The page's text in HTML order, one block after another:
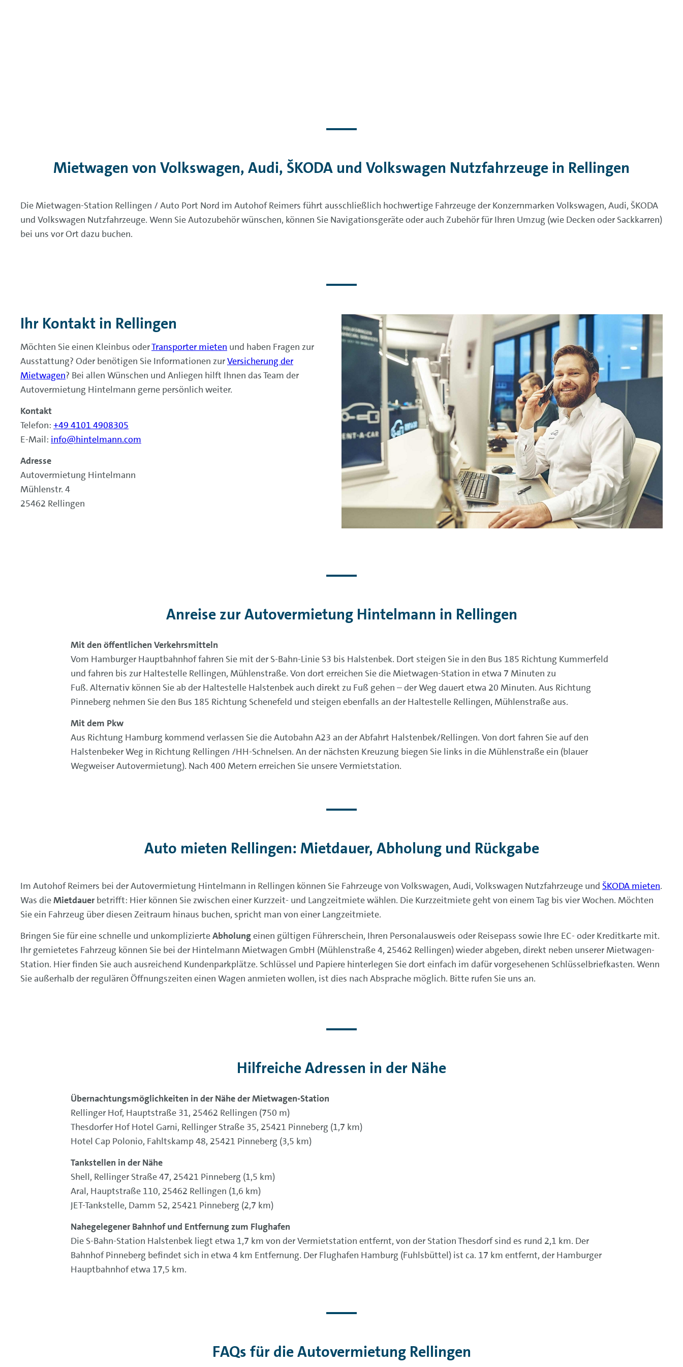
Mietwagen von Volkswagen, Audi, ŠKODA und Volkswagen Nutzfahrzeuge in Rellingen
Die Mietwagen-Station Rellingen / Auto Port Nord im Autohof Reimers führt ausschließlich hochwertige Fahrzeuge der Konzernmarken Volkswagen, Audi, ŠKODA
und Volkswagen Nutzfahrzeuge. Wenn Sie Autozubehör wünschen, können Sie Navigationsgeräte oder auch Zubehör für Ihren Umzug (wie Decken oder Sackkarren)
bei uns vor Ort dazu buchen.
Ihr Kontakt in Rellingen
Möchten Sie einen Kleinbus oderTransporter mieten und haben Fragen zur
Ausstattung? Oder benötigen Sie Informationen zurVersicherung der
Mietwagen? Bei allen Wünschen und Anliegen hilft Ihnen das Team der
Autovermietung Hintelmann gerne persönlich weiter.
Kontakt
Telefon: +49 4101 4908305
E-Mail: info@hintelmann.com
Adresse
Autovermietung Hintelmann
Mühlenstr. 4
25462 Rellingen
Anreise zur Autovermietung Hintelmann in Rellingen
Mit den öffentlichen Verkehrsmitteln
Vom Hamburger Hauptbahnhof fahren Sie mit der S-Bahn-Linie S3 bis Halstenbek. Dort steigen Sie in den Bus 185 Richtung Kummerfeld
und fahren bis zur Haltestelle Rellingen, Mühlenstraße. Von dort erreichen Sie die Mietwagen-Station in etwa 7 Minuten zu
Fuß. Alternativ können Sie ab der Haltestelle Halstenbek auch direkt zu Fuß gehen – der Weg dauert etwa 20 Minuten. Aus Richtung
Pinneberg nehmen Sie den Bus 185 Richtung Schenefeld und steigen ebenfalls an der Haltestelle Rellingen, Mühlenstraße aus.
Mit dem Pkw
Aus Richtung Hamburg kommend verlassen Sie die Autobahn A23 an der Abfahrt Halstenbek/Rellingen. Von dort fahren Sie auf den
Halstenbeker Weg in Richtung Rellingen /HH-Schnelsen. An der nächsten Kreuzung biegen Sie links in die Mühlenstraße ein (blauer
Wegweiser Autovermietung). Nach 400 Metern erreichen Sie unsere Vermietstation.
Auto mieten Rellingen: Mietdauer, Abholung und Rückgabe
Im Autohof Reimers bei der Autovermietung Hintelmann in Rellingen können Sie Fahrzeuge von Volkswagen, Audi, Volkswagen Nutzfahrzeuge und ŠKODA mieten.
Was dieMietdauer betrifft: Hier können Sie zwischen einer Kurzzeit- und Langzeitmiete wählen. Die Kurzzeitmiete geht von einem Tag bis vier Wochen. Möchten
Sie ein Fahrzeug über diesen Zeitraum hinaus buchen, spricht man von einer Langzeitmiete.
Bringen Sie für eine schnelle und unkomplizierteAbholungeinen gültigen Führerschein, Ihren Personalausweis oder Reisepass sowie Ihre EC- oder Kreditkarte mit.
Ihr gemietetes Fahrzeug können Sie bei der Hintelmann Mietwagen GmbH (Mühlenstraße 4, 25462 Rellingen) wieder abgeben, direkt neben unserer Mietwagen-
Station. Hier finden Sie auch ausreichend Kundenparkplätze. Schlüssel und Papiere hinterlegen Sie dort einfach im dafür vorgesehenen Schlüsselbriefkasten. Wenn
Sie außerhalb der regulären Öffnungszeiten einen Wagen anmieten wollen, ist dies nach Absprache möglich. Bitte rufen Sie uns an.
Hilfreiche Adressen in der Nähe
Übernachtungsmöglichkeiten in der Nähe der Mietwagen-Station
Rellinger Hof, Hauptstraße 31, 25462 Rellingen (750 m)
Thesdorfer Hof Hotel Garni, Rellinger Straße 35, 25421 Pinneberg (1,7 km)
Hotel Cap Polonio, Fahltskamp 48, 25421 Pinneberg (3,5 km)
Tankstellen in der Nähe
Shell, Rellinger Straße 47, 25421 Pinneberg (1,5 km)
Aral, Hauptstraße 110, 25462 Rellingen (1,6 km)
JET-Tankstelle, Damm 52, 25421 Pinneberg (2,7 km)
Nahegelegener Bahnhof und Entfernung zum Flughafen
Die S-Bahn-Station Halstenbek liegt etwa 1,7 km von der Vermietstation entfernt, von der Station Thesdorf sind es rund 2,1 km. Der
Bahnhof Pinneberg befindet sich in etwa 4 km Entfernung. Der Flughafen Hamburg (Fuhlsbüttel) ist ca. 17 km entfernt, der Hamburger
Hauptbahnhof etwa 17,5 km.
FAQs für die Autovermietung Rellingen